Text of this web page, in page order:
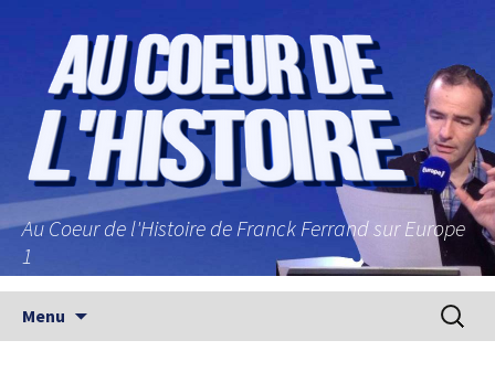
Au Coeur de l'Histoire de Franck Ferrand sur Europe
1
Menu